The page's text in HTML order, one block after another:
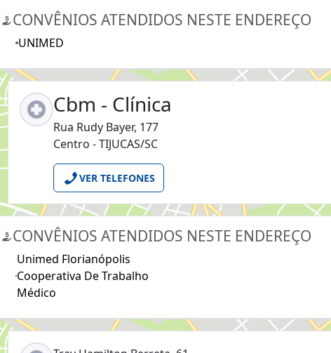
CONVÊNIOS ATENDIDOS NESTE ENDEREÇO
UNIMED
Cbm - Clínica
Rua Rudy Bayer, 177
Centro - TIJUCAS/SC
VER TELEFONES
CONVÊNIOS ATENDIDOS NESTE ENDEREÇO
Unimed Florianópolis
Cooperativa De Trabalho
Médico